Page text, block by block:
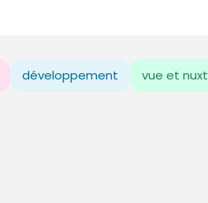
développement vue et nuxt